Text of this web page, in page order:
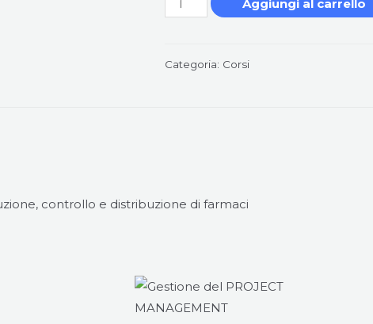
DI
GOOD
Aggiungi al carrello
Categoria: Corsi
controllo e distribuzione di farmaci